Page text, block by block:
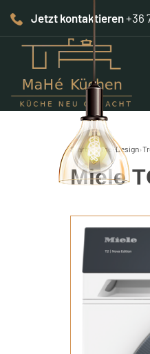
Jetzt kontaktieren+36
Start›Home-Design›
Miele